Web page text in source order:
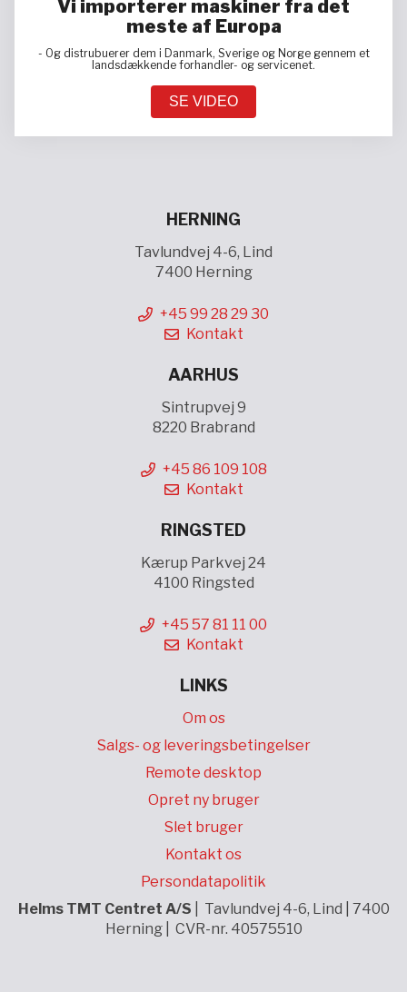
Vi importerer maskiner fra det
meste af Europa
- Og distrubuerer dem i Danmark, Sverige og Norge gennem et
landsdækkende forhandler- og servicenet.
SE VIDEO
HERNING
Tavlundvej 4-6, Lind
7400 Herning
+45 99 28 29 30
Kontakt
AARHUS
Sintrupvej 9
8220 Brabrand
+45 86 109 108
Kontakt
RINGSTED
Kærup Parkvej 24
4100 Ringsted
+45 57 81 11 00
Kontakt
LINKS
Om os
Salgs- og leveringsbetingelser
Remote desktop
Opret ny bruger
Slet bruger
Kontakt os
Persondatapolitik
Helms TMT Centret A/S | Tavlundvej 4-6, Lind | 7400
Herning | CVR-nr. 40575510